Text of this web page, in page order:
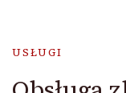
USŁUGI